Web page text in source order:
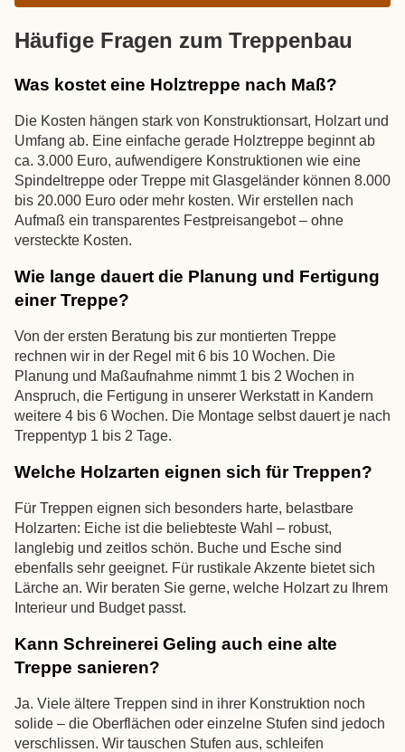
Häufige Fragen zum Treppenbau
Was kostet eine Holztreppe nach Maß?
Die Kosten hängen stark von Konstruktionsart, Holzart und
Umfang ab. Eine einfache gerade Holztreppe beginnt ab
ca. 3.000 Euro, aufwendigere Konstruktionen wie eine
Spindeltreppe oder Treppe mit Glasgeländer können 8.000
bis 20.000 Euro oder mehr kosten. Wir erstellen nach
Aufmaß ein transparentes Festpreisangebot – ohne
versteckte Kosten.
Wie lange dauert die Planung und Fertigung
einer Treppe?
Von der ersten Beratung bis zur montierten Treppe
rechnen wir in der Regel mit 6 bis 10 Wochen. Die
Planung und Maßaufnahme nimmt 1 bis 2 Wochen in
Anspruch, die Fertigung in unserer Werkstatt in Kandern
weitere 4 bis 6 Wochen. Die Montage selbst dauert je nach
Treppentyp 1 bis 2 Tage.
Welche Holzarten eignen sich für Treppen?
Für Treppen eignen sich besonders harte, belastbare
Holzarten: Eiche ist die beliebteste Wahl – robust,
langlebig und zeitlos schön. Buche und Esche sind
ebenfalls sehr geeignet. Für rustikale Akzente bietet sich
Lärche an. Wir beraten Sie gerne, welche Holzart zu Ihrem
Interieur und Budget passt.
Kann Schreinerei Geling auch eine alte
Treppe sanieren?
Ja. Viele ältere Treppen sind in ihrer Konstruktion noch
solide – die Oberflächen oder einzelne Stufen sind jedoch
verschlissen. Wir tauschen Stufen aus, schleifen